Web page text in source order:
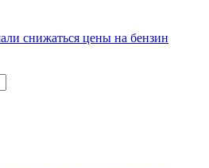
снижаться цены на бензин